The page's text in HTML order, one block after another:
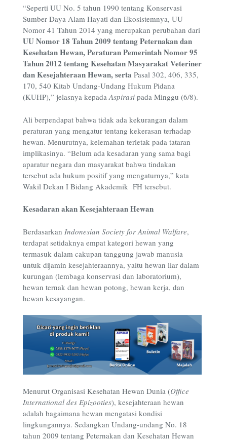
“Seperti UU No. 5 tahun 1990 tentang Konservasi
Sumber Daya Alam Hayati dan Ekosistemnya, UU
Nomor 41 Tahun 2014 yang merupakan perubahan dari
UUNomor 18 Tahun 2009 tentang Peternakan dan
Kesehatan Hewan, Peraturan Pemerintah Nomor 95
Tahun 2012 tentang Kesehatan Masyarakat Veteriner
dan Kesejahteraan Hewan,serta Pasal 302, 406, 335,
170, 540 Kitab Undang-Undang Hukum Pidana
(KUHP),” jelasnya kepadaAspirasi pada Minggu (6/8).
Ali berpendapat bahwa tidak ada kekurangan dalam
peraturan yang mengatur tentang kekerasan terhadap
hewan. Menurutnya, kelemahan terletak pada tataran
implikasinya. “Belum ada kesadaran yang sama bagi
aparatur negara dan masyarakat bahwa tindakan
tersebut ada hukum positif yang mengaturnya,” kata
Wakil Dekan I Bidang Akademik FH tersebut.
Kesadaran akan Kesejahteraan Hewan
Berdasarkan Indonesian Society for Animal Walfare,
terdapat setidaknya empat kategori hewan yang
termasuk dalam cakupan tanggung jawab manusia
untuk dijamin kesejahteraannya, yaitu hewan liar dalam
kurungan (lembaga konservasi dan laboratorium),
hewan ternak dan hewan potong, hewan kerja, dan
hewan kesayangan.
Menurut Organisasi Kesehatan Hewan Dunia (Office
International des Epizooties), kesejahteraan hewan
adalah bagaimana hewan mengatasi kondisi
lingkungannya. Sedangkan Undang-undang No. 18
tahun 2009 tentang Peternakan dan Kesehatan Hewan